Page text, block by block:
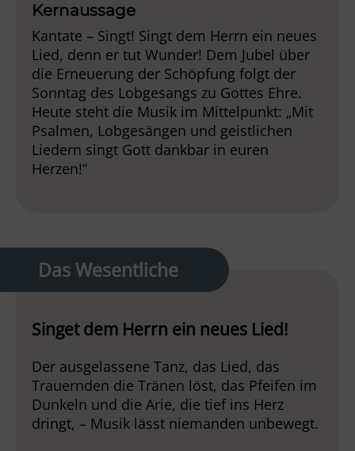
Kernaussage
Kantate – Singt! Singt dem Herrn ein neues
Lied, denn er tut Wunder! Dem Jubel über
die Erneuerung der Schöpfung folgt der
Sonntag des Lobgesangs zu Gottes Ehre.
Heute steht die Musik im Mittelpunkt: „Mit
Psalmen, Lobgesängen und geistlichen
Liedern singt Gott dankbar in euren
Herzen!“
Das Wesentliche
Singet dem Herrn ein neues Lied!
Der ausgelassene Tanz, das Lied, das
Trauernden die Tränen löst, das Pfeifen im
Dunkeln und die Arie, die tief ins Herz
dringt, – Musik lässt niemanden unbewegt.